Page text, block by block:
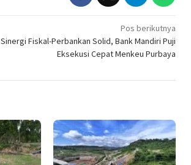
Pos berikutnya
Sinergi Fiskal-Perbankan Solid, Bank Mandiri Puji
Eksekusi Cepat Menkeu Purbaya